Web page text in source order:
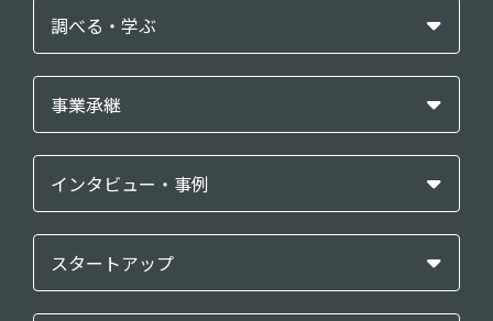
調べる・学ぶ
事業承継
インタビュー・事例
スタートアップ